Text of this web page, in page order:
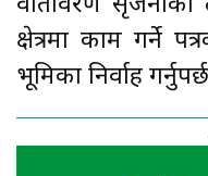
क्षेत्रमा काम गर्ने
भूमिका निर्वाह